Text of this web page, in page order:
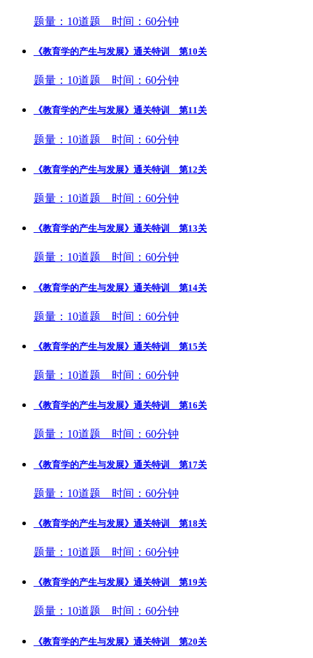
题量：10道题 时间：60分钟
《教育学的产生与发展》通关特训 第10关
题量：10道题 时间：60分钟
《教育学的产生与发展》通关特训 第11关
题量：10道题 时间：60分钟
《教育学的产生与发展》通关特训 第12关
题量：10道题 时间：60分钟
《教育学的产生与发展》通关特训 第13关
题量：10道题 时间：60分钟
《教育学的产生与发展》通关特训 第14关
题量：10道题 时间：60分钟
《教育学的产生与发展》通关特训 第15关
题量：10道题 时间：60分钟
《教育学的产生与发展》通关特训 第16关
题量：10道题 时间：60分钟
《教育学的产生与发展》通关特训 第17关
题量：10道题 时间：60分钟
《教育学的产生与发展》通关特训 第18关
题量：10道题 时间：60分钟
《教育学的产生与发展》通关特训 第19关
题量：10道题 时间：60分钟
《教育学的产生与发展》通关特训 第20关